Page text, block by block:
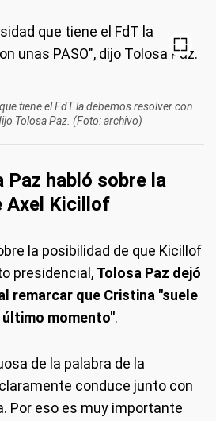
tiene el FdT la debemos resolver con
Tolosa Paz. (Foto: archivo)
habló sobre la
Axel Kicillof
la posibilidad de que Kicillof
presidencial, Tolosa Paz dejó
remarcar que Cristina "suele
momento".
de la palabra de la
conduce junto con
Por eso es muy importante